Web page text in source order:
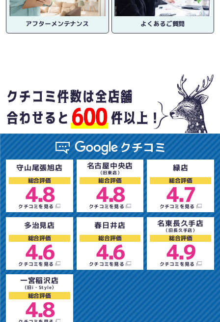
アフターメンテナンス よくあるご質問
守山尾張旭店
総合評価
4.8
クチコミを見る
名古屋中央店
（旧東店）
総合評価
4.8
クチコミを見る
緑店
総合評価
4.7
クチコミを見る
多治見店
総合評価
4.6
クチコミを見る
春日井店
総合評価
4.6
クチコミを見る
名東長久手店
（旧長久手店）
総合評価
4.9
クチコミを見る
一宮稲沢店
（旧i・Style）
総合評価
4.8